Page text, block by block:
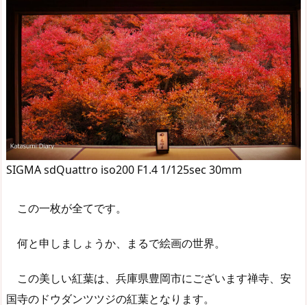
SIGMA sdQuattro iso200 F1.4 1/125sec 30mm
この一枚が全てです。
何と申しましょうか、まるで絵画の世界。
この美しい紅葉は、兵庫県豊岡市にございます禅寺、安
国寺のドウダンツツジの紅葉となります。